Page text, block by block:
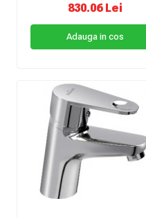
830.06 Lei
Adauga in cos